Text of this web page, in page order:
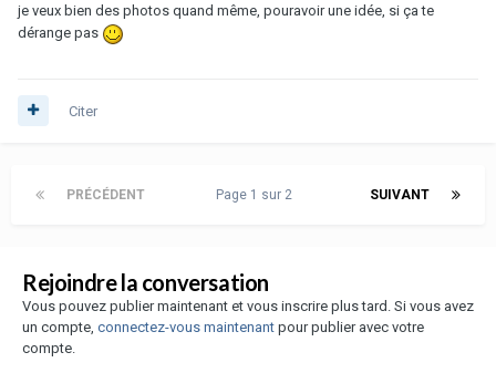
je veux bien des photos quand même, pouravoir une idée, si ça te
dérange pas
Citer
PRÉCÉDENT SUIVANT
Page 1 sur 2
Rejoindre la conversation
Vous pouvez publier maintenant et vous inscrire plus tard. Si vous avez
un compte, connectez-vous maintenant pour publier avec votre
compte.